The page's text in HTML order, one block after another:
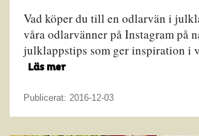
Vad köper du till en odlarvän i
våra odlarvänner på Instagram på
julklappstips som ger inspiration i
Läs mer
Publicerat: 2016-12-03